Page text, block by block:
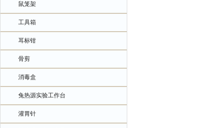
鼠笼架
工具箱
耳标钳
骨剪
消毒盒
兔热源实验工作台
灌胃针